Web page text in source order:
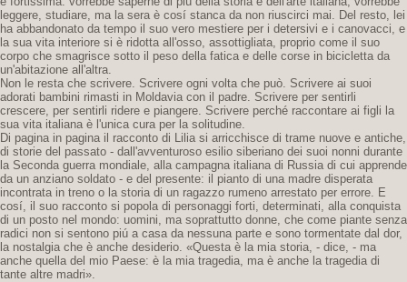
leggere, studiare, ma la sera è cosí stanca da non riuscirci mai. Del resto, lei
ha abbandonato da tempo il suo vero mestiere per i detersivi e i canovacci, e
la sua vita interiore si è ridotta all'osso, assottigliata, proprio come il suo
corpo che smagrisce sotto il peso della fatica e delle corse in bicicletta da
un'abitazione all'altra.
Non le resta che scrivere. Scrivere ogni volta che può. Scrivere ai suoi
adorati bambini rimasti in Moldavia con il padre. Scrivere per sentirli
crescere, per sentirli ridere e piangere. Scrivere perché raccontare ai figli la
sua vita italiana è l'unica cura per la solitudine.
Di pagina in pagina il racconto di Lilia si arricchisce di trame nuove e antiche,
di storie del passato - dall'avventuroso esilio siberiano dei suoi nonni durante
la Seconda guerra mondiale, alla campagna italiana di Russia di cui apprende
da un anziano soldato - e del presente: il pianto di una madre disperata
incontrata in treno o la storia di un ragazzo rumeno arrestato per errore. E
cosí, il suo racconto si popola di personaggi forti, determinati, alla conquista
di un posto nel mondo: uomini, ma soprattutto donne, che come piante senza
radici non si sentono piú a casa da nessuna parte e sono tormentate dal dor,
la nostalgia che è anche desiderio. «Questa è la mia storia, - dice, - ma
anche quella del mio Paese: è la mia tragedia, ma è anche la tragedia di
tante altre madri».